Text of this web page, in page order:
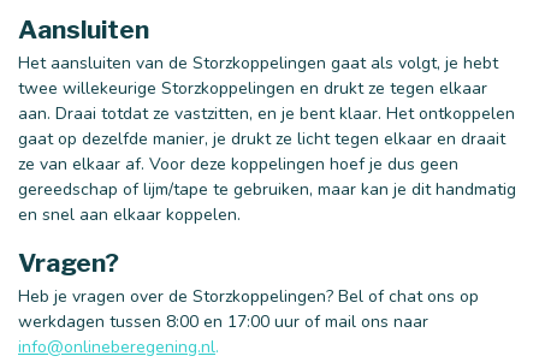
Aansluiten
Het aansluiten van de Storzkoppelingen gaat als volgt, je hebt
twee willekeurige Storzkoppelingen en drukt ze tegen elkaar
aan. Draai totdat ze vastzitten, en je bent klaar. Het ontkoppelen
gaat op dezelfde manier, je drukt ze licht tegen elkaar en draait
ze van elkaar af. Voor deze koppelingen hoef je dus geen
gereedschap of lijm/tape te gebruiken, maar kan je dit handmatig
en snel aan elkaar koppelen.
Vragen?
Heb je vragen over de Storzkoppelingen? Bel of chat ons op
werkdagen tussen 8:00 en 17:00 uur of mail ons naar
info@onlineberegening.nl.